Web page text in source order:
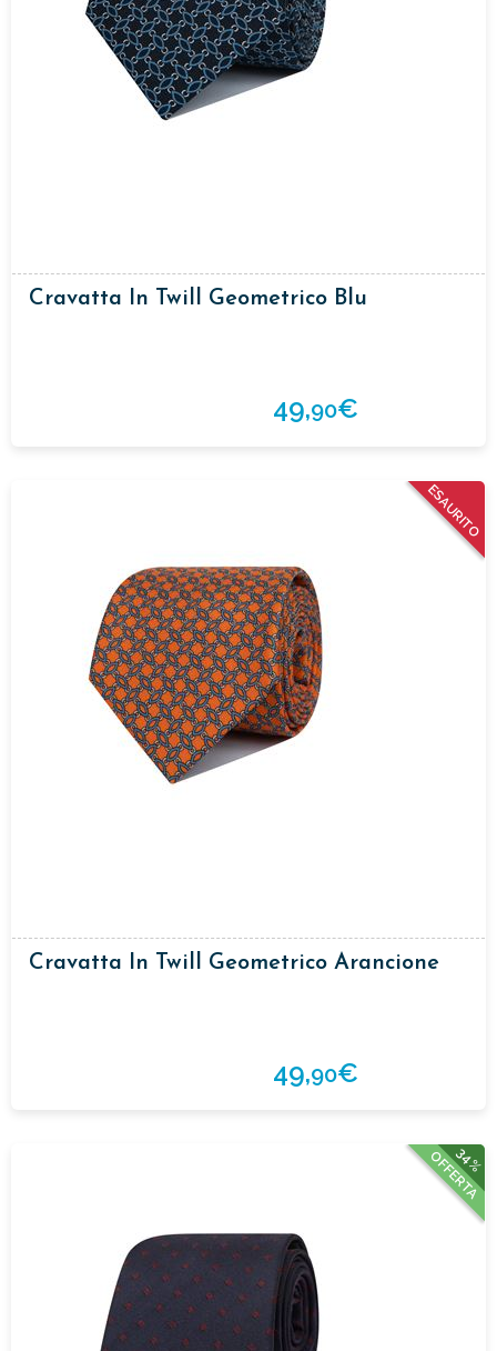
Cravatta In Twill Geometrico Blu
49,90€
ESAURITO
Cravatta In Twill Geometrico Arancione
49,90€
34%
OFFERTA